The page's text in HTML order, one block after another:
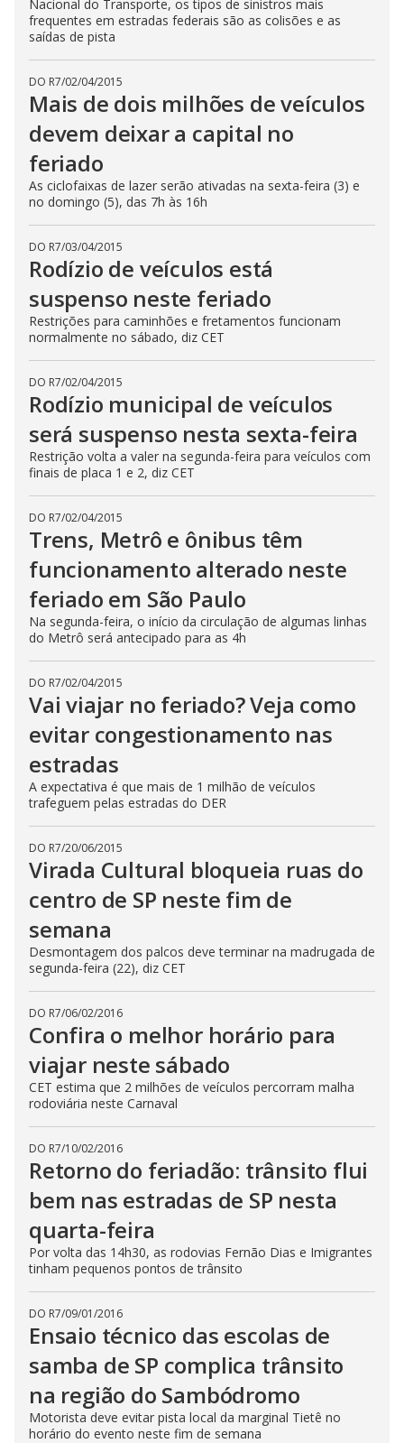
Nacional do Transporte, os tipos de sinistros mais
frequentes em estradas federais são as colisões e as
saídas de pista
DO R7/02/04/2015
Mais de dois milhões de veículos
devem deixar a capital no
feriado
As ciclofaixas de lazer serão ativadas na sexta-feira (3) e
no domingo (5), das 7h às 16h
DO R7/03/04/2015
Rodízio de veículos está
suspenso neste feriado
Restrições para caminhões e fretamentos funcionam
normalmente no sábado, diz CET
DO R7/02/04/2015
Rodízio municipal de veículos
será suspenso nesta sexta-feira
Restrição volta a valer na segunda-feira para veículos com
finais de placa 1 e 2, diz CET
DO R7/02/04/2015
Trens, Metrô e ônibus têm
funcionamento alterado neste
feriado em São Paulo
Na segunda-feira, o início da circulação de algumas linhas
do Metrô será antecipado para as 4h
DO R7/02/04/2015
Vai viajar no feriado? Veja como
evitar congestionamento nas
estradas
A expectativa é que mais de 1 milhão de veículos
trafeguem pelas estradas do DER
DO R7/20/06/2015
Virada Cultural bloqueia ruas do
centro de SP neste fim de
semana
Desmontagem dos palcos deve terminar na madrugada de
segunda-feira (22), diz CET
DO R7/06/02/2016
Confira o melhor horário para
viajar neste sábado
CET estima que 2 milhões de veículos percorram malha
rodoviária neste Carnaval
DO R7/10/02/2016
Retorno do feriadão: trânsito flui
bem nas estradas de SP nesta
quarta-feira
Por volta das 14h30, as rodovias Fernão Dias e Imigrantes
tinham pequenos pontos de trânsito
DO R7/09/01/2016
Ensaio técnico das escolas de
samba de SP complica trânsito
na região do Sambódromo
Motorista deve evitar pista local da marginal Tietê no
horário do evento neste fim de semana